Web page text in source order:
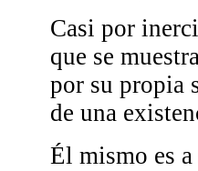
Casi por
que se
por su propia
de una
Él mismo es